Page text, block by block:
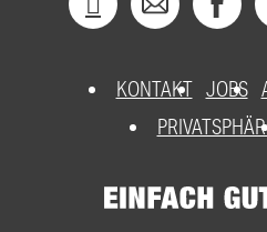
KONTAKT JOBS